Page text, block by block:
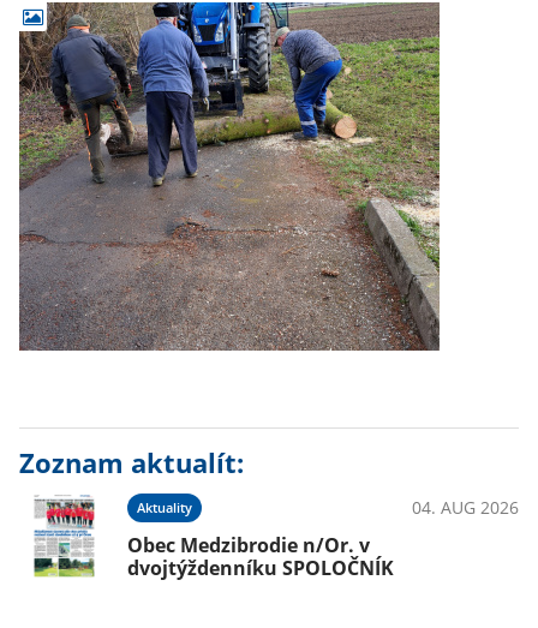
Zoznam aktualít:
Aktuality 04. AUG 2026
Obec Medzibrodie n/Or. v
dvojtýždenníku SPOLOČNÍK